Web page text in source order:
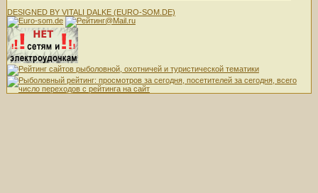
DESIGNED BY VITALI DALKE (EURO-SOM.DE)